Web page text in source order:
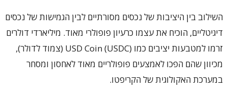
השילוב בין היציבות של נכסים מסורתיים לבין הגמישות של נכסים
דיגיטליים, הוכיח את עצמו כרעיון פופולרי מאוד. מיליארדי דולרים
זרמו למטבעות יציבים כמו USD Coin (USDC) (צמוד לדולר),
מכיוון שהם הפכו לאמצעים פופולריים מאוד לאחסון ומסחר
במערכת האקולוגית של הקריפטו.